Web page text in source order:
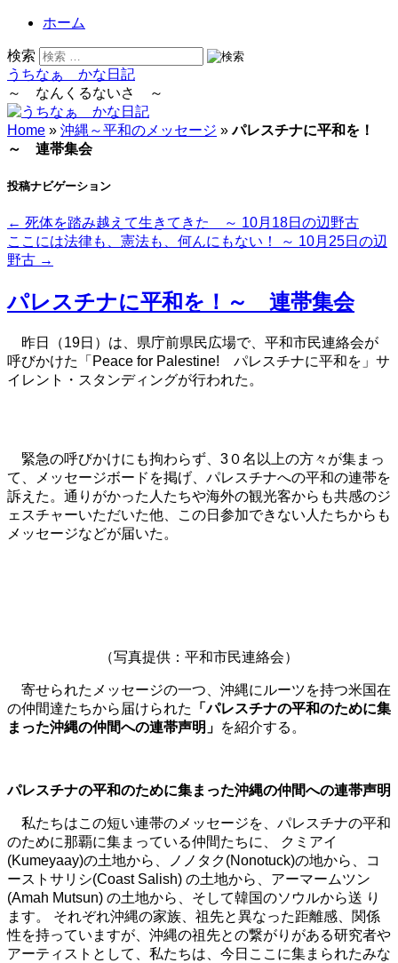
ホーム
検索
うちなぁ かな日記
～ なんくるないさ ～
Home » 沖縄～平和のメッセージ »パレスチナに平和を！
～ 連帯集会
投稿ナビゲーション
← 死体を踏み越えて生きてきた ～ 10月18日の辺野古
ここには法律も、憲法も、何んにもない！ ～ 10月25日の辺
野古 →
パレスチナに平和を！～ 連帯集会
昨日（19日）は、県庁前県民広場で、平和市民連絡会が
呼びかけた「Peace for Palestine! パレスチナに平和を」サ
イレント・スタンディングが行われた。
緊急の呼びかけにも拘わらず、3０名以上の方々が集まっ
て、メッセージボードを掲げ、パレスチナへの平和の連帯を
訴えた。通りがかった人たちや海外の観光客からも共感のジ
ェスチャーいただいた他、
この日参加できない人たちからも
メッセージなどが届いた。
（写真提供：平和市民連絡会）
寄せられたメッセージの一つ、沖縄にルーツを持つ米国在
の仲間達たちから届けられた
「パレスチナの平和のために集
まった沖縄の仲間への連帯声明」 を紹介する。
パレスチナの平和のために集まった沖縄の仲間への連帯声明
私たちはこの短い連帯のメッセージを、パレスチナの平和
のために那覇に集まっている仲間たちに、 クミアイ
(Kumeyaay)の土地から、ノノタク(Nonotuck)の地から、コ
ーストサリシ(Coast Salish) の土地から、アーマームツン
(Amah Mutsun) の土地から、そして韓国のソウルから送 り
ます。 それぞれ沖縄の家族、祖先と異なった距離感、関係
性を持っていますが、沖縄の祖先との繋がりがある研究者や
アーティストとして、私たちは、今日ここに集まられたみな